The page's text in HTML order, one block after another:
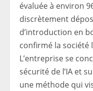
évaluée à environ
discrètement
d’introduction en
confirmé la société
L’entreprise se
sécurité de l’IA et
une méthode qui